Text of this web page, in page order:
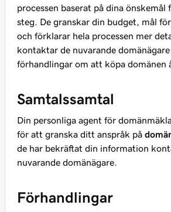
processen baserat på dina önskemål
steg. De granskar din budget, mål
och förklarar hela processen mer
kontaktar de nuvarande
förhandlingar om att köpa domänen
Samtalssamtal
Din personliga agent för
för att granska ditt anspråk på
de har bekräftat din information
nuvarande domänägare.
Förhandlingar